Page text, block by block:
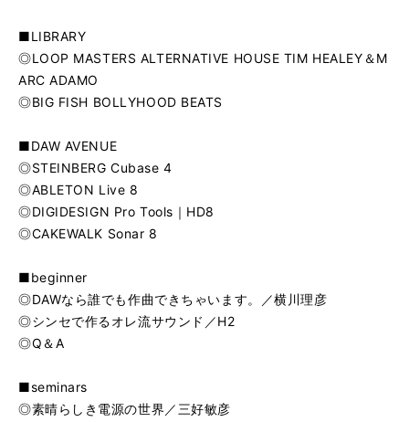
■LIBRARY
◎LOOP MASTERS ALTERNATIVE HOUSE TIM HEALEY＆M
ARC ADAMO
◎BIG FISH BOLLYHOOD BEATS
■DAW AVENUE
◎STEINBERG Cubase 4
◎ABLETON Live 8
◎DIGIDESIGN Pro Tools｜HD8
◎CAKEWALK Sonar 8
■beginner
◎DAWなら誰でも作曲できちゃいます。／横川理彦
◎シンセで作るオレ流サウンド／H2
◎Q＆A
■seminars
◎素晴らしき電源の世界／三好敏彦